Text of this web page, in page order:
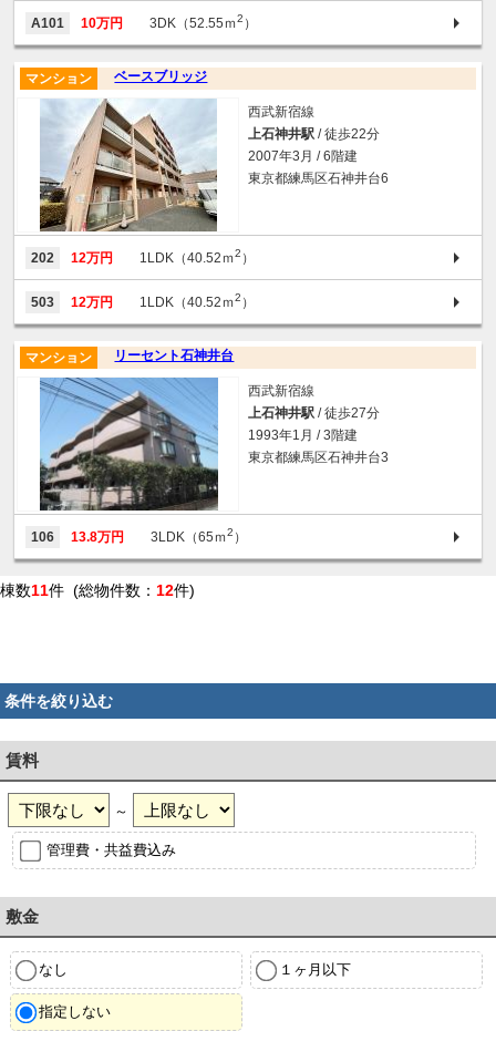
A101 10万円 3DK（52.55ｍ2 ）
ベースブリッジ
マンション
西武新宿線
上石神井駅 / 徒歩22分
2007年3月 / 6階建
東京都練馬区石神井台6
202 12万円 1LDK（40.52ｍ2 ）
503 12万円 1LDK（40.52ｍ2 ）
リーセント石神井台
マンション
西武新宿線
上石神井駅 / 徒歩27分
1993年1月 / 3階建
東京都練馬区石神井台3
106 13.8万円 3LDK（65ｍ2 ）
棟数11件 (総物件数： 12件)
条件を絞り込む
賃料
～
管理費・共益費込み
敷金
なし １ヶ月以下
指定しない